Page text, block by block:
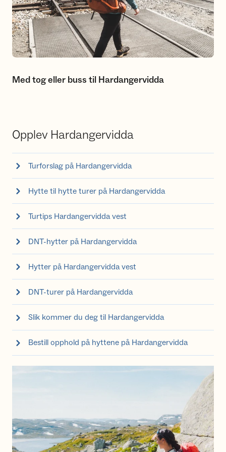
Med tog eller buss til Hardangervidda
Opplev Hardangervidda
Turforslag på Hardangervidda
Hytte til hytte turer på Hardangervidda
Turtips Hardangervidda vest
DNT-hytter på Hardangervidda
Hytter på Hardangervidda vest
DNT-turer på Hardangervidda
Slik kommer du deg til Hardangervidda
Bestill opphold på hyttene på Hardangervidda